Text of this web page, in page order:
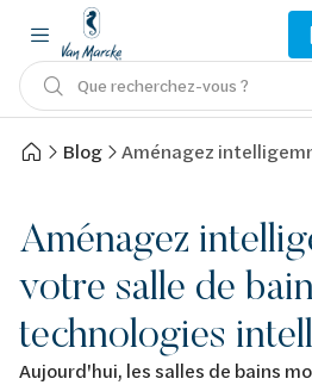
Que recherchez-vous ?
Blog Aménagez
Aménagez
votre salle de
technologies
Aujourd'hui, les salles de bains